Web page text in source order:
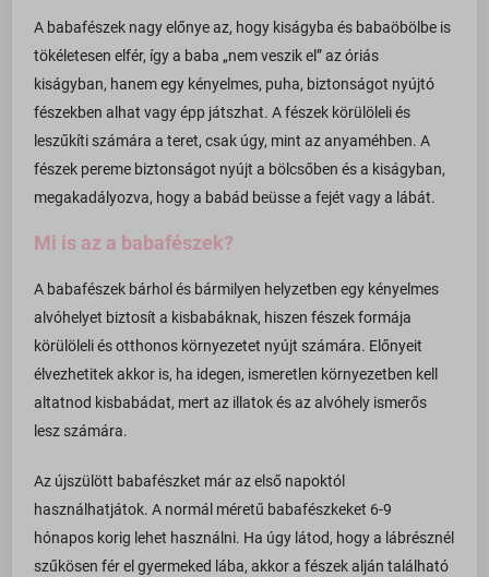
A babafészek nagy előnye az, hogy kiságyba és babaöbölbe is
tökéletesen elfér, így a baba „nem veszik el” az óriás
kiságyban, hanem egy kényelmes, puha, biztonságot nyújtó
fészekben alhat vagy épp játszhat. A fészek körülöleli és
leszűkíti számára a teret, csak úgy, mint az anyaméhben. A
fészek pereme biztonságot nyújt a bölcsőben és a kiságyban,
megakadályozva, hogy a babád beüsse a fejét vagy a lábát.
Mi is az a babafészek?
A babafészek bárhol és bármilyen helyzetben egy kényelmes
alvóhelyet biztosít a kisbabáknak, hiszen fészek formája
körülöleli és otthonos környezetet nyújt számára. Előnyeit
élvezhetitek akkor is, ha idegen, ismeretlen környezetben kell
altatnod kisbabádat, mert az illatok és az alvóhely ismerős
lesz számára.
Az újszülött babafészket már az első napoktól
használhatjátok. A normál méretű babafészkeket 6-9
hónapos korig lehet használni. Ha úgy látod, hogy a lábrésznél
szűkösen fér el gyermeked lába, akkor a fészek alján található